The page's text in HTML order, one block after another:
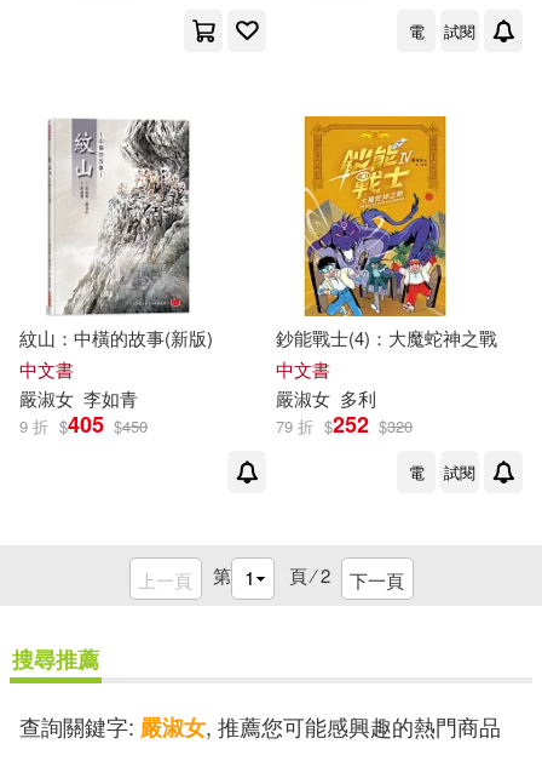
電
試閱
紋山：中橫的故事(新版)
中文書
嚴淑女 李如青
9 折 $405 $450
鈔能戰士(4)：大魔蛇神之戰
中文書
嚴淑女 多利
79 折 $252 $320
電
試閱
上一頁 第 頁 ⁄2 下一頁
搜尋推薦
查詢關鍵字: 嚴淑女, 推薦您可能感興趣的熱門商品